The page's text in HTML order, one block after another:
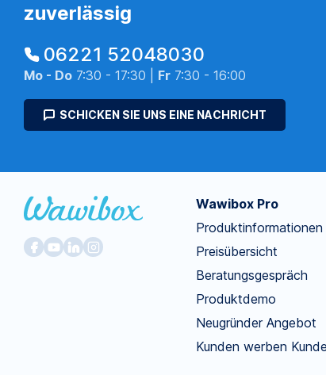
zuverlässig
06221 52048030
Mo - Do 7:30 - 17:30 | Fr 7:30 - 16:00
SCHICKEN SIE UNS EINE NACHRICHT
Wawibox Pro
Produktinformationen
Preisübersicht
Beratungsgespräch
Produktdemo
Neugründer Angebot
Kunden werben